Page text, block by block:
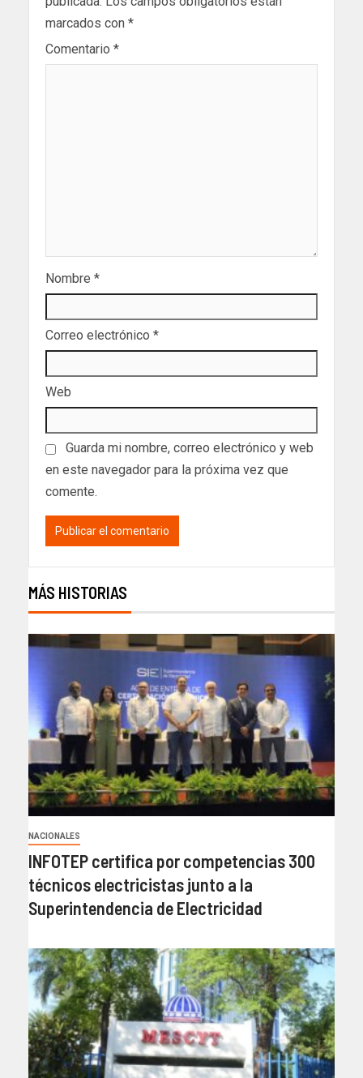
marcados con *
Comentario *
Nombre *
Correo electrónico *
Web
Guarda mi nombre, correo electrónico y web
en este navegador para la próxima vez que
comente.
MÁS HISTORIAS
NACIONALES
INFOTEP certifica por competencias 300
técnicos electricistas junto a la
Superintendencia de Electricidad